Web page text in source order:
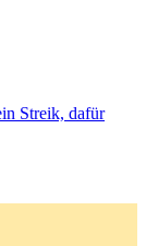
Streik, dafür